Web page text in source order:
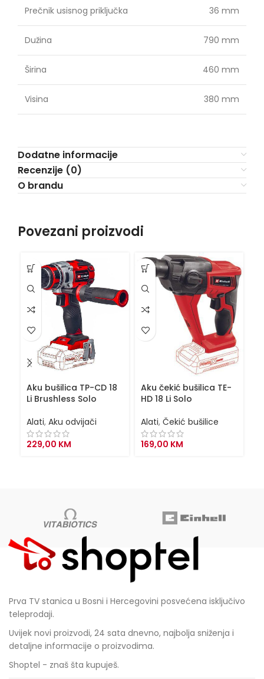
Prečnik usisnog priključka 36 mm
Dužina 790 mm
Širina 460 mm
Visina 380 mm
Dodatne informacije
Recenzije (0)
O brandu
Povezani proizvodi
Aku bušilica TP-CD 18
Li Brushless Solo
Alati, Aku odvijači
229,00 KM
Aku čekić bušilica TE-
HD 18 Li Solo
Alati, Čekić bušilice
169,00 KM
Prva TV stanica u Bosni i Hercegovini posvećena isključivo
teleprodaji.
Uvijek novi proizvodi, 24 sata dnevno, najbolja sniženja i
detaljne informacije o proizvodima.
Shoptel - znaš šta kupuješ.